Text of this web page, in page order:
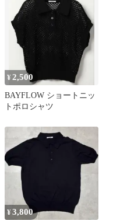
¥2,500
BAYFLOW ショートニッ
トポロシャツ
¥3,800